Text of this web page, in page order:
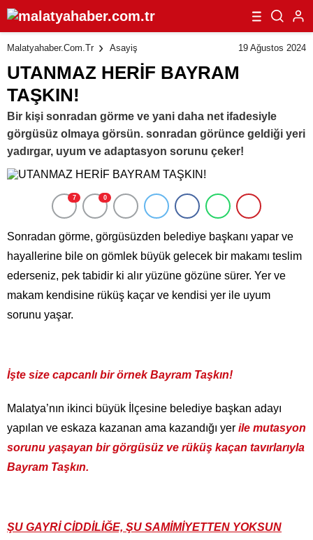
Malatyahaber.com.tr Asayiş 19 Ağustos 2024
UTANMAZ HERİF BAYRAM
TAŞKIN!
Bir kişi sonradan görme ve yani daha net ifadesiyle
görgüsüz olmaya görsün. sonradan görünce geldiği yeri
yadırgar, uyum ve adaptasyon sorunu çeker!
7 0
Sonradan görme, görgüsüzden belediye başkanı yapar ve
hayallerine bile on gömlek büyük gelecek bir makamı teslim
ederseniz, pek tabidir ki alır yüzüne gözüne sürer. Yer ve
makam kendisine rüküş kaçar ve kendisi yer ile uyum
sorunu yaşar.
İşte size capcanlı bir örnek Bayram Taşkın!
Malatya’nın ikinci büyük İlçesine belediye başkan adayı
yapılan ve eskaza kazanan ama kazandığı yer ile mutasyon
sorunu yaşayan bir görgüsüz ve rüküş kaçan tavırlarıyla
Bayram Taşkın.
ŞU GAYRİ CİDDİLİĞE, ŞU SAMİMİYETTEN YOKSUN